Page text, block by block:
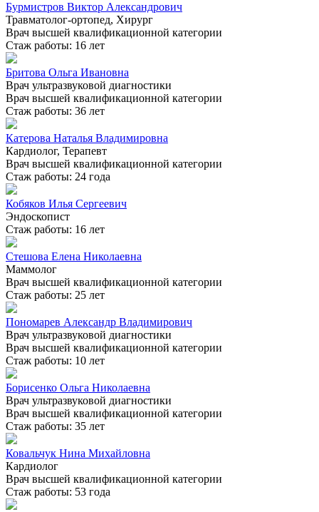
Бурмистров Виктор Александрович
Травматолог-ортопед, Хирург
Врач высшей квалификационной категории
Стаж работы: 16 лет
Бритова Ольга Ивановна
Врач ультразвуковой диагностики
Врач высшей квалификационной категории
Стаж работы: 36 лет
Катерова Наталья Владимировна
Кардиолог, Терапевт
Врач высшей квалификационной категории
Стаж работы: 24 года
Кобяков Илья Сергеевич
Эндоскопист
Стаж работы: 16 лет
Стешова Елена Николаевна
Маммолог
Врач высшей квалификационной категории
Стаж работы: 25 лет
Пономарев Александр Владимирович
Врач ультразвуковой диагностики
Врач высшей квалификационной категории
Стаж работы: 10 лет
Борисенко Ольга Николаевна
Врач ультразвуковой диагностики
Врач высшей квалификационной категории
Стаж работы: 35 лет
Ковальчук Нина Михайловна
Кардиолог
Врач высшей квалификационной категории
Стаж работы: 53 года